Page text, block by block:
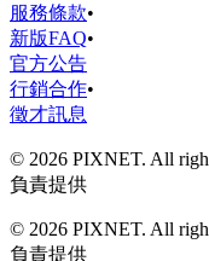
服務條款•
新版FAQ•
官方公告
行銷合作•
徵才訊息
© 2026 PIXNET. All
負責提供
© 2026 PIXNET. All
負責提供